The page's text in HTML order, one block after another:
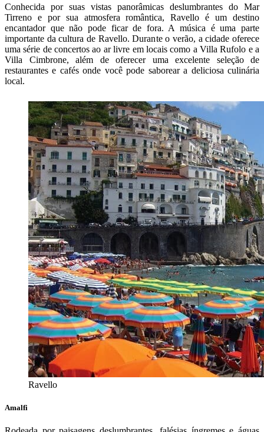
Conhecida por suas vistas panorâmicas deslumbrantes do Mar
Tirreno e por sua atmosfera romântica, Ravello é um destino
encantador que não pode ficar de fora. A música é uma parte
importante da cultura de Ravello. Durante o verão, a cidade oferece
uma série de concertos ao ar livre em locais como a Villa Rufolo e a
Villa Cimbrone, além de oferecer uma excelente seleção de
restaurantes e cafés onde você pode saborear a deliciosa culinária
local.
Ravello
Amalfi